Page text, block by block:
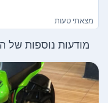
מצאתי טעות
מודעות נוספות של